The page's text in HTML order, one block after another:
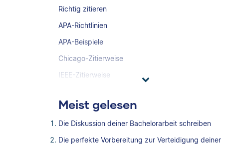
Richtig zitieren
APA-Richtlinien
APA-Beispiele
Chicago-Zitierweise
IEEE-Zitierweise
Meist gelesen
Die Diskussion deiner Bachelorarbeit schreiben
Die perfekte Vorbereitung zur Verteidigung deiner